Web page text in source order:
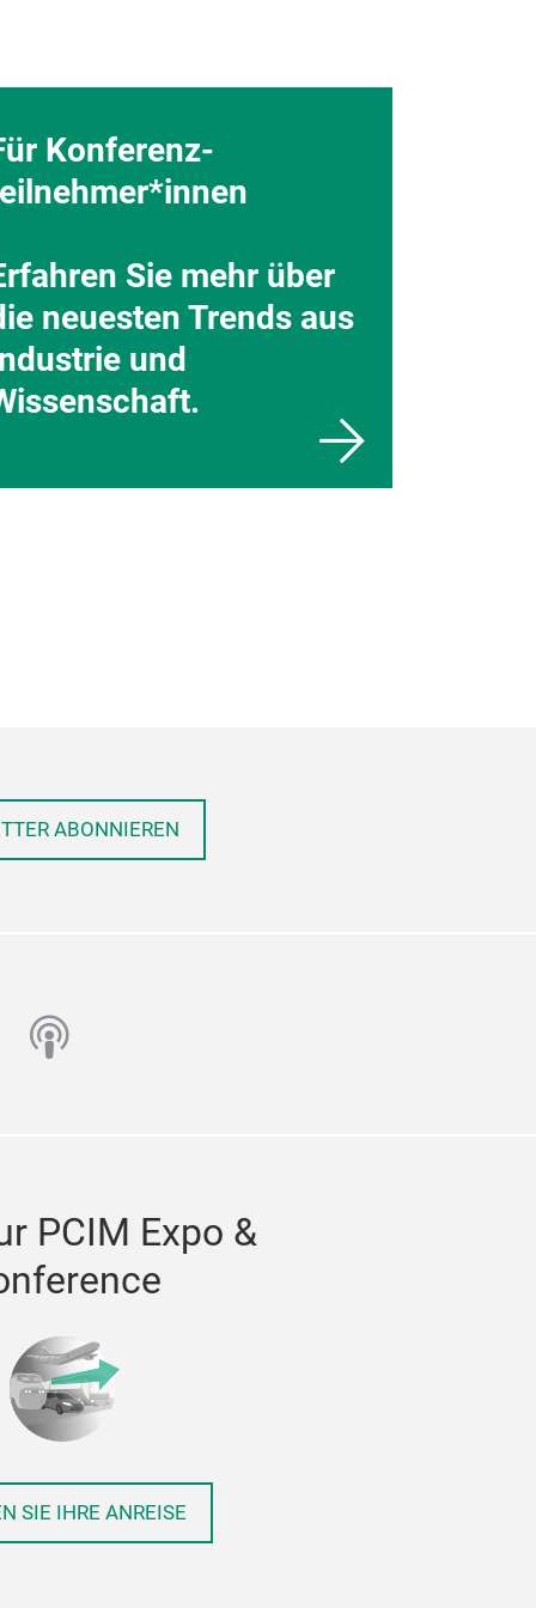
Konferenz-
Sie mehr über
neuesten Trends aus
und
ABONNIEREN
podcast
PCIM Expo &
SIE IHRE ANREISE